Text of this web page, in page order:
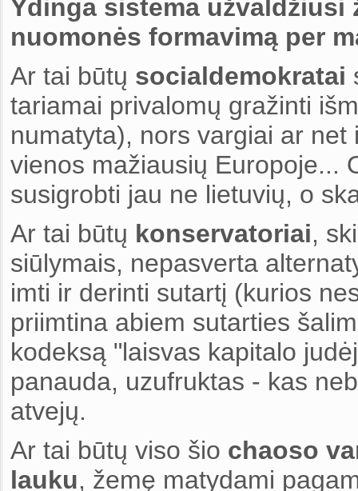
Ydinga sistema
nuomonės formavimą per
Ar tai būtų socialdemokratai
tariamai privalomų gražinti
numatyta), nors vargiai ar
vienos mažiausių Europoje...
susigrobti jau ne lietuvių, o
Ar tai būtų konservatoriai,
siūlymais, nepasverta
imti ir derinti sutartį (kurios
priimtina abiem sutarties
kodeksą "laisvas kapitalo
panauda, uzufruktas - kas
atvejų.
Ar tai būtų viso šio chaoso
lauku, žemę matydami